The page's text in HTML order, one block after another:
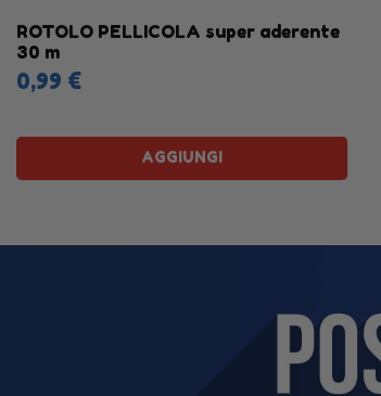
ROTOLO PELLICOLA super aderente
30 m
0,99 €
AGGIUNGI